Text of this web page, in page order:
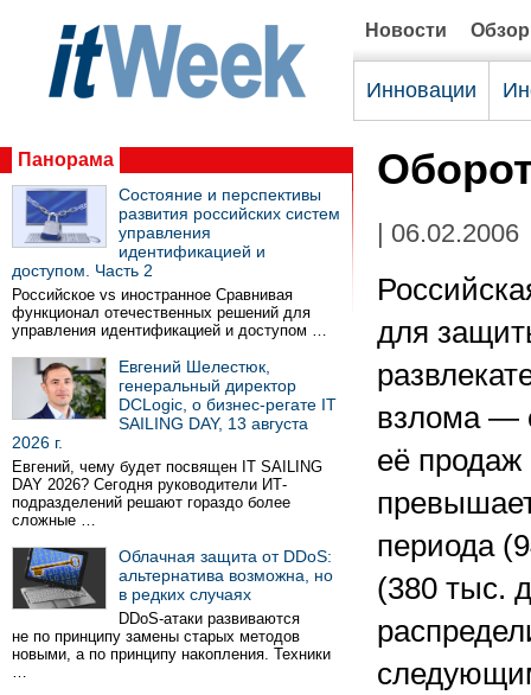
Новости
Инновации
Панорама
Состояние и перспективы
развития российских систем
управления
идентификацией и
доступом. Часть 2
Российское vs иностранное Сравнивая
функционал отечественных решений для
управления идентификацией и доступом …
Евгений Шелестюк,
генеральный директор
DCLogic, о бизнес-регате IT
SAILING DAY, 13 августа
2026 г.
Евгений, чему будет посвящен IT SAILING
DAY 2026? Сегодня руководители ИТ-
подразделений решают гораздо более
сложные …
Облачная защита от DDoS:
альтернатива возможна, но
в редких случаях
DDoS-атаки развиваются
не по принципу замены старых методов
новыми, а по принципу накопления. Техники
…
| 06.02.2006
для
взлома —
её продаж
периода
(380 тыс.